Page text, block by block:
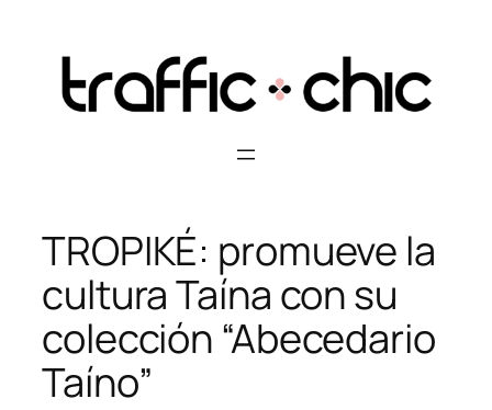
content
TROPIKÉ: promueve la
cultura Taína con su
colección “Abecedario
Taíno”